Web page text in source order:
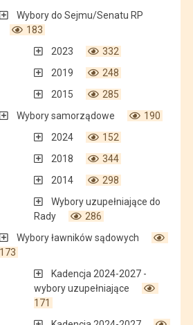
Wybory do Sejmu/Senatu RP
183
2023
332
2019
248
2015
285
Wybory samorządowe
190
2024
152
2018
344
2014
298
Wybory uzupełniające do
Rady
286
Wybory ławników sądowych
173
Kadencja 2024-2027 -
wybory uzupełniające
171